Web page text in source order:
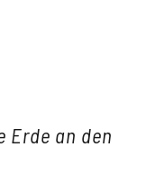
Erde an den